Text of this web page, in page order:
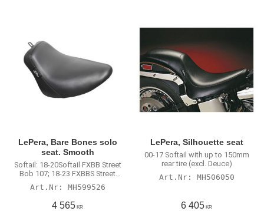
LePera, Bare Bones solo
seat. Smooth
Softail: 18-20Softail FXBB Street
Bob 107; 18-23 FXBBS Street
Bob 114; 20-23 FXST Softail
Standard 107; 18-21FLSL Slim
107
MH599526
4 565 KR
LePera, Silhouette seat
00-17 Softail with up to 150mm
rear tire (excl. Deuce)
MH506050
6 405 KR